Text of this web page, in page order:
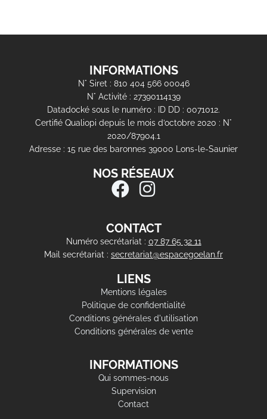
INFORMATIONS
N° Siret : 810 404 566 00046
N° Activité : 27390114139
Datadocké sous le numéro : ID DD : 0071012.
Certifié Qualiopi depuis le mois d’octobre 2020 : N°
2020/87904.1
Adresse : 15 rue des baronnes 39000 Lons-le-Saunier
NOS RÉSEAUX
CONTACT
Numéro secrétariat : 07 87 65 32 11
Mail secrétariat : secretariat@espacegoelan.fr
LIENS
Mentions légales
Politique de confidentialité
Conditions générales d'utilisation
Conditions générales de vente
INFORMATIONS
Qui sommes-nous
Supervision
Contact